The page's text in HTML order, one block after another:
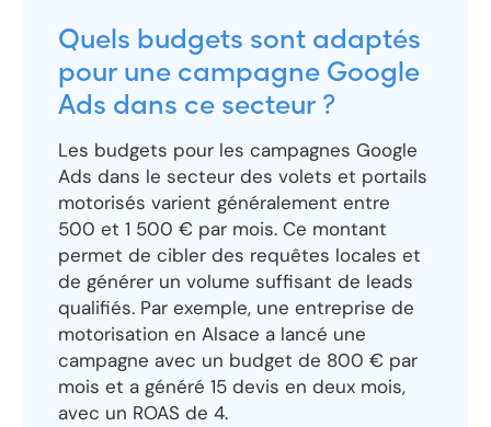
Quels budgets sont adaptés
pour une campagne Google
Ads dans ce secteur ?
Les budgets pour les campagnes Google
Ads dans le secteur des volets et portails
motorisés varient généralement entre
500 et 1 500 € par mois. Ce montant
permet de cibler des requêtes locales et
de générer un volume suffisant de leads
qualifiés. Par exemple, une entreprise de
motorisation en Alsace a lancé une
campagne avec un budget de 800 € par
mois et a généré 15 devis en deux mois,
avec un ROAS de 4.